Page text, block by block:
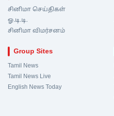
சினிமா செய்திகள்
ஓ.டி.டி.
சினிமா விமர்சனம்
Group Sites
Tamil News
Tamil News Live
English News Today